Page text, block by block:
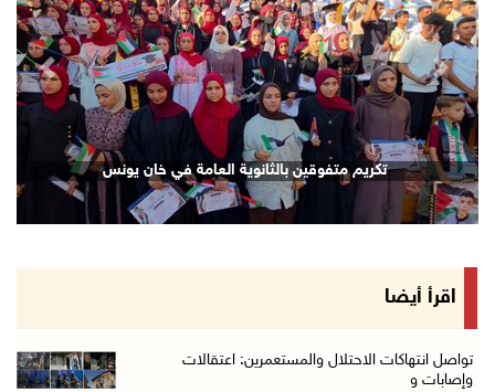
رئيس بلدية الخليل يطلع وفدا أميركيا على تطورا ...
06/آب/2026 09:59 م
06/آب/2026 09:17 م
إصابة مسن بجروح ورضوض إثر اعتداء جيش الاحتلال ...
06/آب/2026 09:13 م
ورشة توصي بخطة عاجلة لاستعادة التعليم الوجاهي ...
الرئيس يستقبل مجلس بلدية رام الله ويشدد على د ...
جماهير شعبنا تشيع جثمان الشهيد علاء صبيح في ت ...
تكريم متفوقين بالثانوية العامة في خان يونس
Next
اقرأ أيضا
تواصل انتهاكات الاحتلال والمستعمرين: اعتقالات
وإصابات و